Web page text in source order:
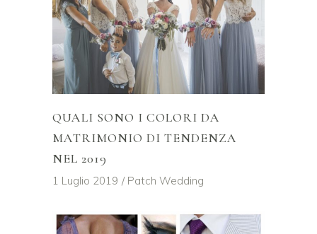
QUALI SONO I COLORI DA
MATRIMONIO DI TENDENZA
NEL 2019
1 Luglio 2019 Patch Wedding